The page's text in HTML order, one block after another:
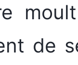
de